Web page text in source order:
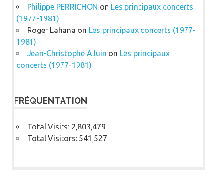
Philippe PERRICHON on Les principaux concerts
(1977-1981)
Roger Lahana on Les principaux concerts (1977-
1981)
Jean-Christophe Alluin on Les principaux
concerts (1977-1981)
FRÉQUENTATION
Total Visits: 2,803,479
Total Visitors: 541,527